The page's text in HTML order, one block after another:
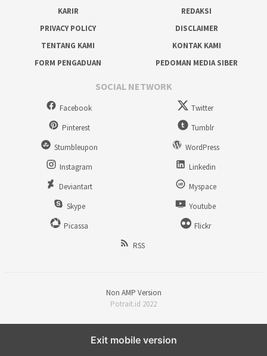
KARIR
REDAKSI
PRIVACY POLICY
DISCLAIMER
TENTANG KAMI
KONTAK KAMI
FORM PENGADUAN
PEDOMAN MEDIA SIBER
SOCIAL NETWORK
Facebook
Twitter
Pinterest
Tumblr
Stumbleupon
WordPress
Instagram
Linkedin
Deviantart
Myspace
Skype
Youtube
Picassa
Flickr
RSS
Non AMP Version
Potrait.id 2022
Exit mobile version